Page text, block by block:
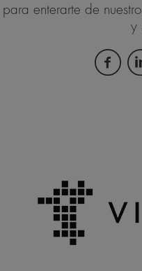
para enterarte de
y